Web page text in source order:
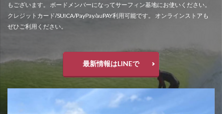
もございます。 ボードメンバーになってサーフィン基地にお使いください。
クレジットカード/SUICA/PayPay/auPAY利用可能です。 オンラインストアも
ぜひご利用ください。
最新情報はLINEで